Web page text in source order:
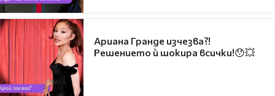
Ариана Гранде изчезва?!
Решението ѝ шокира всички!😯💥